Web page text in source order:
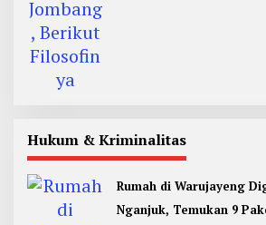
Hukum & Kriminalitas
Rumah di Warujayeng
Nganjuk, Temukan 9